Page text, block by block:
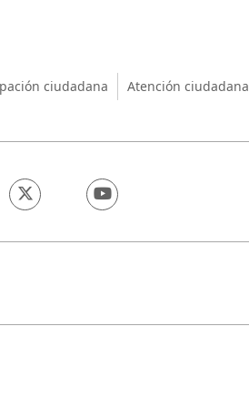
ciudadana Atención ciudadana